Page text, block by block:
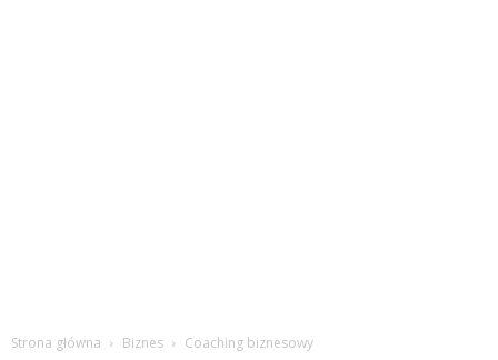
Strona główna Biznes Coaching biznesowy